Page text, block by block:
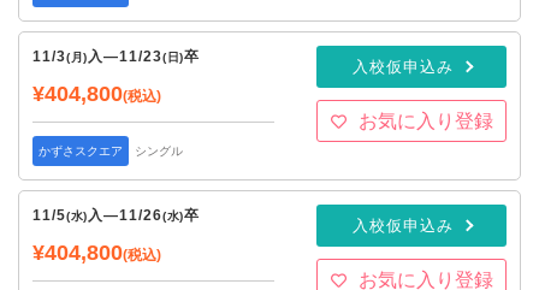
11/3(月)入—11/23(日)卒
¥404,800(税込)
かずさスクエア シングル
入校仮申込み
お気に入り登録
11/5(水)入—11/26(水)卒
¥404,800(税込)
入校仮申込み
お気に入り登録